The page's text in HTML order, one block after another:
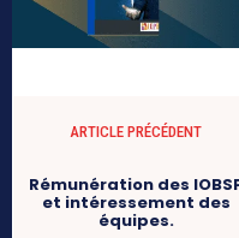
ARTICLE PRÉCÉDENT
Rémunération des
et intéressement des
équipes.